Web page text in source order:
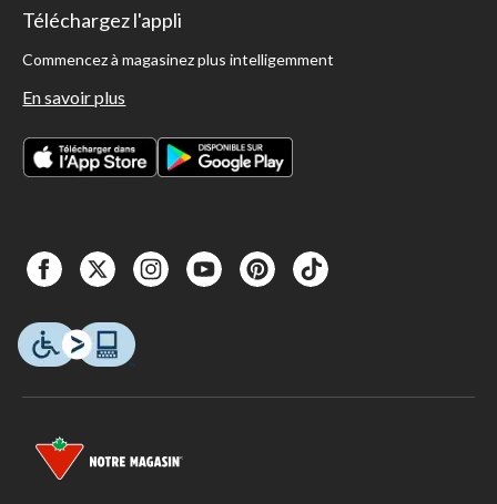
Téléchargez l'appli
Commencez à magasinez plus intelligemment
En savoir plus